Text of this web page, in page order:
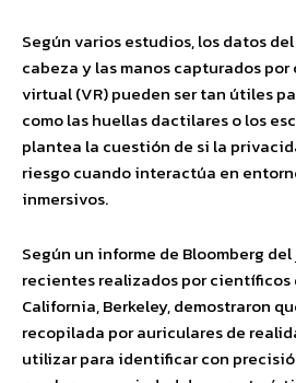
Según varios estudios, los datos
cabeza y las manos capturados
virtual (VR) pueden ser tan útiles
como las huellas dactilares o los
plantea la cuestión de si la
riesgo cuando interactúa en
inmersivos.
Según un informe de Bloomberg
recientes realizados por científicos
California, Berkeley, demostraron
recopilada por auriculares de
utilizar para identificar con